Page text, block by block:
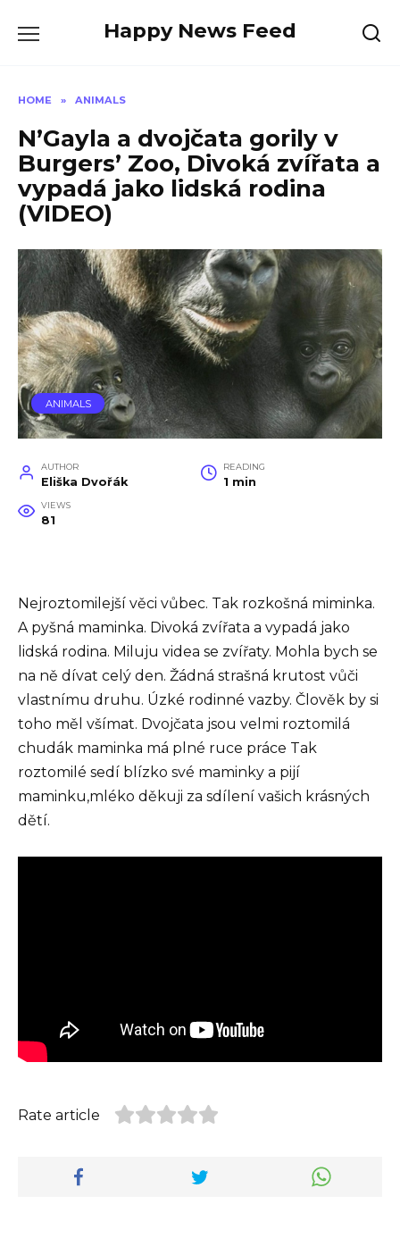
Happy News Feed
HOME » ANIMALS
N’Gayla a dvojčata gorily v
Burgers’ Zoo, Divoká zvířata a
vypadá jako lidská rodina
(VIDEO)
ANIMALS
AUTHOR
Eliška Dvořák
READING
1 min
VIEWS
81
Nejroztomilejší věci vůbec. Tak rozkošná miminka.
A pyšná maminka. Divoká zvířata a vypadá jako
lidská rodina. Miluju videa se zvířaty. Mohla bych se
na ně dívat celý den. Žádná strašná krutost vůči
vlastnímu druhu. Úzké rodinné vazby. Člověk by si
toho měl všímat. Dvojčata jsou velmi roztomilá
chudák maminka má plné ruce práce Tak
roztomilé sedí blízko své maminky a pijí
maminku,mléko děkuji za sdílení vašich krásných
dětí.
Rate article